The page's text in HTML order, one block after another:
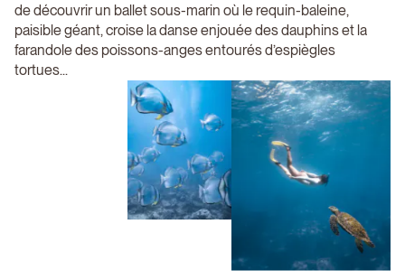
de découvrir un ballet sous-marin où le requin-baleine,
paisible géant, croise la danse enjouée des dauphins et la
farandole des poissons-anges entourés d’espiègles
tortues...